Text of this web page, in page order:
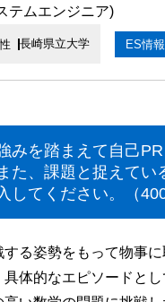
テムエンジニア)
長崎県立大学 ES情報
みを踏まえて自己
た、課題と捉えてい
してください。（400
する姿勢をもって物事
具体的なエピソードと